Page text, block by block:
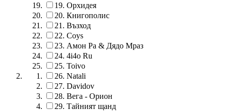
19. Орхидея
20. Книгополис
21. Възход
22. Coys
23. Амон Ра & Дядо Мраз
24. 4i4o Ru
25. Toivo
26. Natali
27. Davidov
28. Вега - Орион
29. Тайният щанд